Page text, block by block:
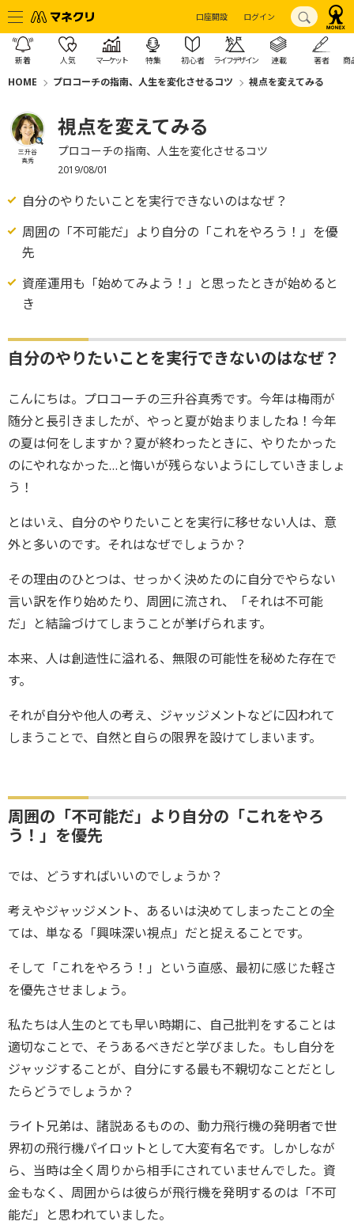
口座開設 ログイン
新着 人気 マーケット 特集 初心者 ライフデザイン 連載 著者 商
HOME プロコーチの指南、人生を変化させるコツ 視点を変えてみる
三升谷
真秀
視点を変えてみる
プロコーチの指南、人生を変化させるコツ
2019/08/01
自分のやりたいことを実行できないのはなぜ？
周囲の「不可能だ」より自分の「これをやろう！」を優
先
資産運用も「始めてみよう！」と思ったときが始めると
き
自分のやりたいことを実行できないのはなぜ？
こんにちは。プロコーチの三升谷真秀です。今年は梅雨が
随分と長引きましたが、やっと夏が始まりましたね！今年
の夏は何をしますか？夏が終わったときに、やりたかった
のにやれなかった…と悔いが残らないようにしていきましょ
う！
とはいえ、自分のやりたいことを実行に移せない人は、意
外と多いのです。それはなぜでしょうか？
その理由のひとつは、せっかく決めたのに自分でやらない
言い訳を作り始めたり、周囲に流され、「それは不可能
だ」と結論づけてしまうことが挙げられます。
本来、人は創造性に溢れる、無限の可能性を秘めた存在で
す。
それが自分や他人の考え、ジャッジメントなどに囚われて
しまうことで、自然と自らの限界を設けてしまいます。
周囲の「不可能だ」より自分の「これをやろ
う！」を優先
では、どうすればいいのでしょうか？
考えやジャッジメント、あるいは決めてしまったことの全
ては、単なる「興味深い視点」だと捉えることです。
そして「これをやろう！」という直感、最初に感じた軽さ
を優先させましょう。
私たちは人生のとても早い時期に、自己批判をすることは
適切なことで、そうあるべきだと学びました。もし自分を
ジャッジすることが、自分にする最も不親切なことだとし
たらどうでしょうか？
ライト兄弟は、諸説あるものの、動力飛行機の発明者で世
界初の飛行機パイロットとして大変有名です。しかしなが
ら、当時は全く周りから相手にされていませんでした。資
金もなく、周囲からは彼らが飛行機を発明するのは「不可
能だ」と思われていました。